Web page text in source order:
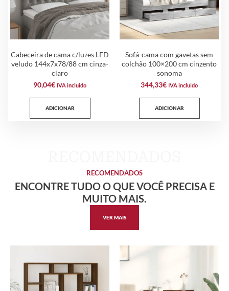
Cabeceira de cama c/luzes LED
veludo 144x7x78/88 cm cinza-
claro
90,04€ IVA incluido
ADICIONAR
Sofá-cama com gavetas sem
colchão 100×200 cm cinzento
sonoma
344,33€ IVA incluido
ADICIONAR
RECOMENDADOS
ENCONTRE TUDO O QUE VOCÊ PRECISA E
MUITO MAIS.
VER MAIS